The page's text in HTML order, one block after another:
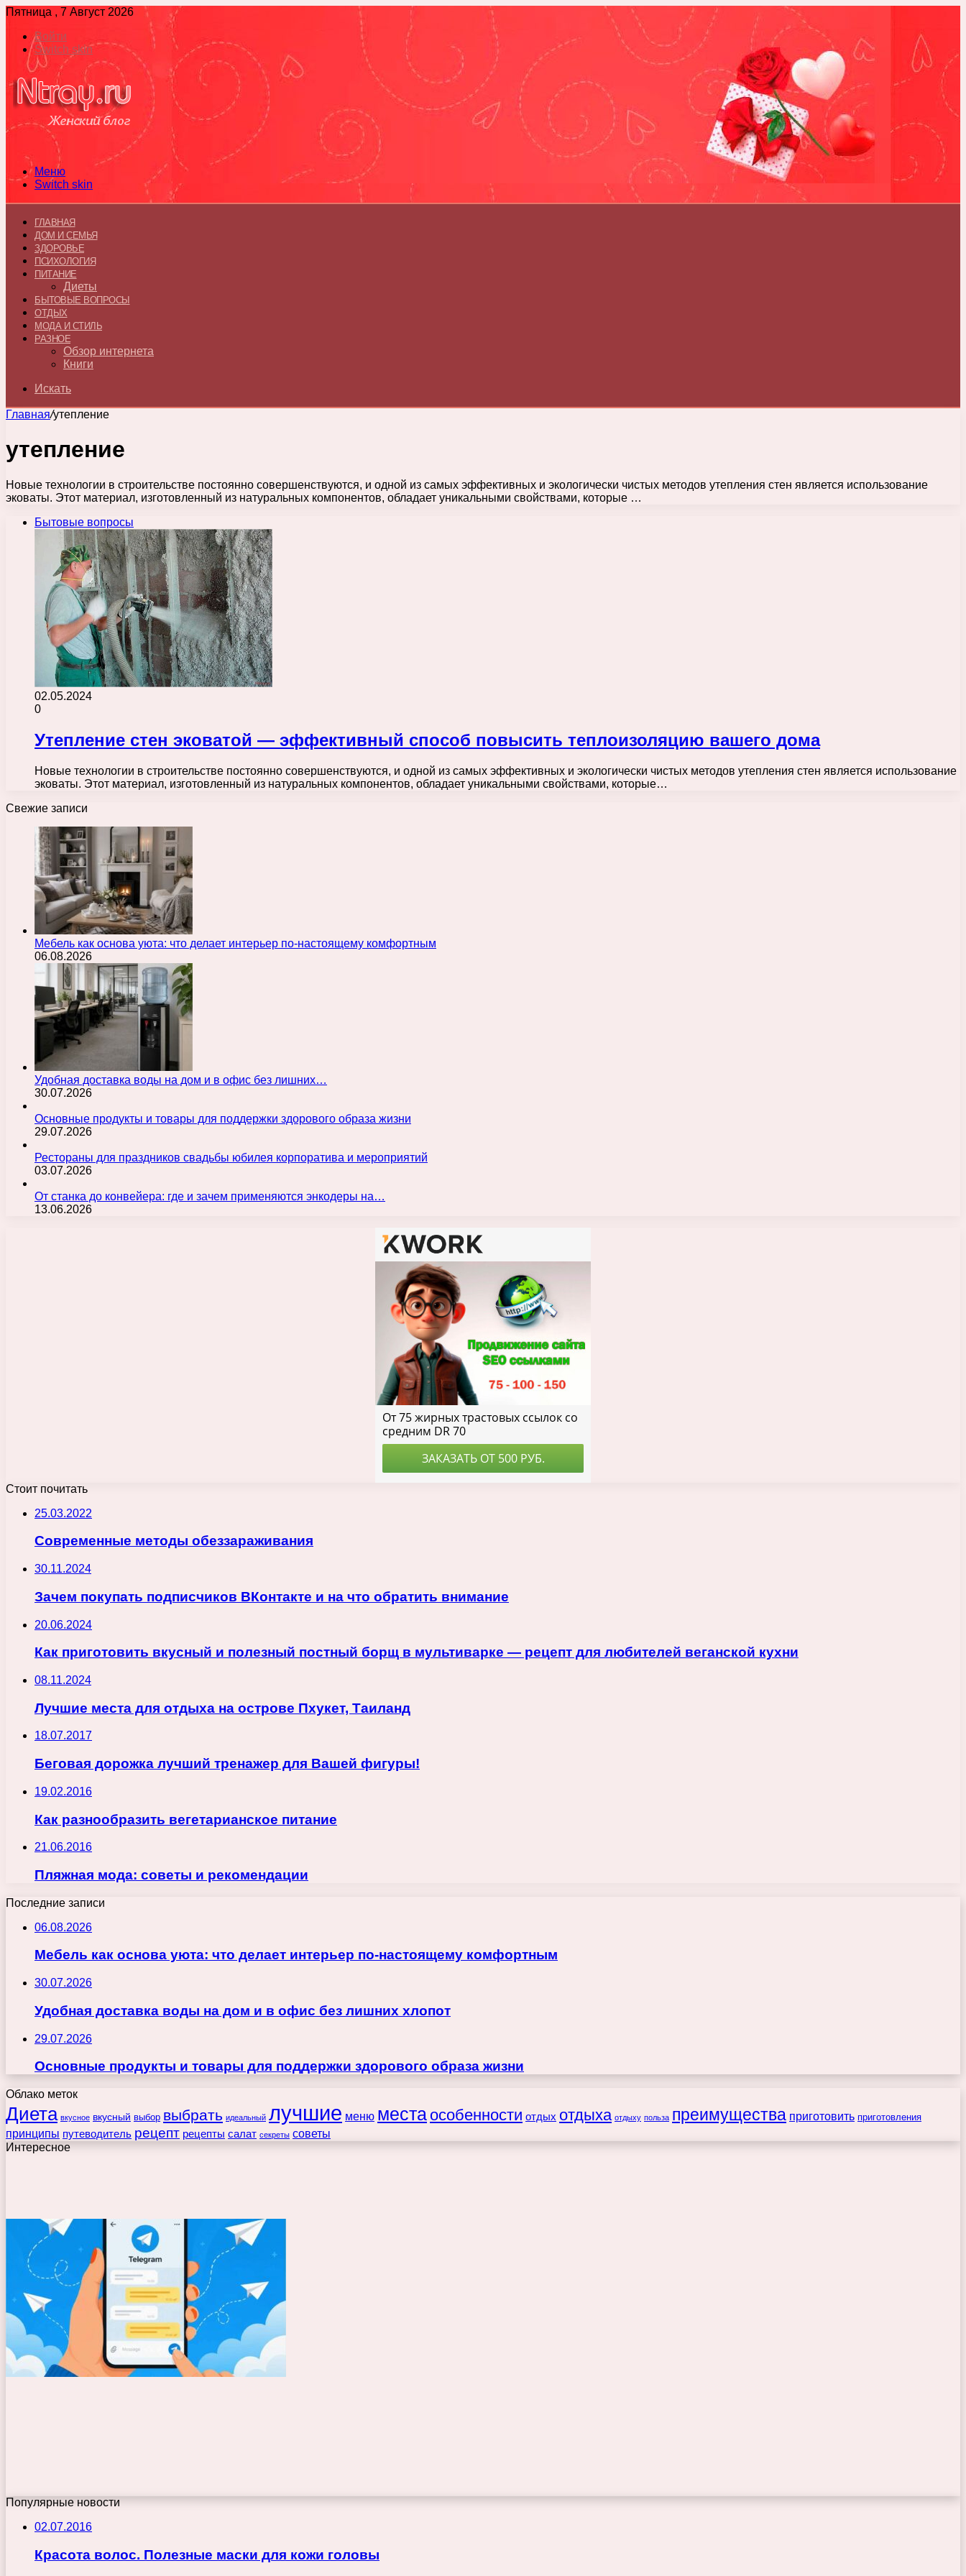
Пятница , 7 Август 2026
Войти
Switch skin
Меню
Switch skin
ГЛАВНАЯ
ДОМ И СЕМЬЯ
ЗДОРОВЬЕ
ПСИХОЛОГИЯ
ПИТАНИЕ
Диеты
БЫТОВЫЕ ВОПРОСЫ
ОТДЫХ
МОДА И СТИЛЬ
РАЗНОЕ
Обзор интернета
Книги
Искать
Главная/утепление
утепление
Новые технологии в строительстве постоянно совершенствуются, и одной из самых эффективных и экологически чистых методов утепления стен является использование
эковаты. Этот материал, изготовленный из натуральных компонентов, обладает уникальными свойствами, которые …
Бытовые вопросы
02.05.2024
0
Утепление стен эковатой — эффективный способ повысить теплоизоляцию вашего дома
Новые технологии в строительстве постоянно совершенствуются, и одной из самых эффективных и экологически чистых методов утепления стен является использование
эковаты. Этот материал, изготовленный из натуральных компонентов, обладает уникальными свойствами, которые…
Свежие записи
Мебель как основа уюта: что делает интерьер по-настоящему комфортным
06.08.2026
Удобная доставка воды на дом и в офис без лишних…
30.07.2026
Основные продукты и товары для поддержки здорового образа жизни
29.07.2026
Рестораны для праздников свадьбы юбилея корпоратива и мероприятий
03.07.2026
От станка до конвейера: где и зачем применяются энкодеры на…
13.06.2026
Стоит почитать
25.03.2022
Современные методы обеззараживания
30.11.2024
Зачем покупать подписчиков ВКонтакте и на что обратить внимание
20.06.2024
Как приготовить вкусный и полезный постный борщ в мультиварке — рецепт для любителей веганской кухни
08.11.2024
Лучшие места для отдыха на острове Пхукет, Таиланд
18.07.2017
Беговая дорожка лучший тренажер для Вашей фигуры!
19.02.2016
Как разнообразить вегетарианское питание
21.06.2016
Пляжная мода: советы и рекомендации
Последние записи
06.08.2026
Мебель как основа уюта: что делает интерьер по-настоящему комфортным
30.07.2026
Удобная доставка воды на дом и в офис без лишних хлопот
29.07.2026
Основные продукты и товары для поддержки здорового образа жизни
Облако меток
Диета вкусное вкусный выбор выбрать идеальный лучшие меню места особенности отдых отдыха отдыху польза преимущества приготовить приготовления
принципы путеводитель рецепт рецепты салат секреты советы
Интересное
Популярные новости
02.07.2016
Красота волос. Полезные маски для кожи головы